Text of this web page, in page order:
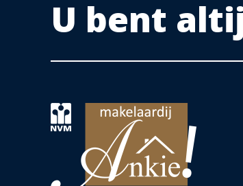
Handige provisiekelder
Leuke achtertuin met berging
Nabij de dorpskern van Velden
U bent